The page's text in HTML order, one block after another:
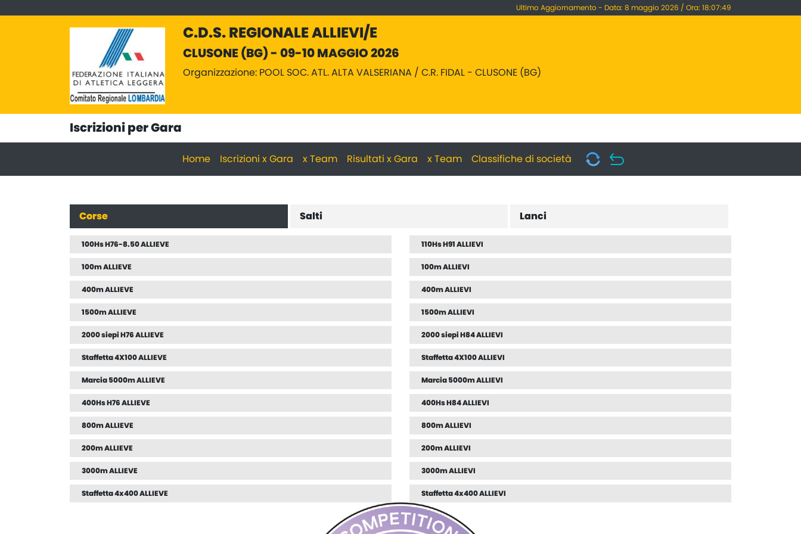
Ultimo Aggiornamento - Data: 8 maggio 2026 / Ora: 18:07:49
C.D.S. REGIONALE ALLIEVI/E
CLUSONE (BG) - 09-10 MAGGIO 2026
Organizzazione: POOL SOC. ATL. ALTA VALSERIANA / C.R. FIDAL - CLUSONE (BG)
Iscrizioni per Gara
Home Iscrizioni x Gara x Team Risultati x Gara x Team Classifiche di società
Corse Salti Lanci
100Hs H76-8.50 ALLIEVE 110Hs H91 ALLIEVI
100m ALLIEVE 100m ALLIEVI
400m ALLIEVE 400m ALLIEVI
1500m ALLIEVE 1500m ALLIEVI
2000 siepi H76 ALLIEVE 2000 siepi H84 ALLIEVI
Staffetta 4X100 ALLIEVE Staffetta 4X100 ALLIEVI
Marcia 5000m ALLIEVE Marcia 5000m ALLIEVI
400Hs H76 ALLIEVE 400Hs H84 ALLIEVI
800m ALLIEVE 800m ALLIEVI
200m ALLIEVE 200m ALLIEVI
3000m ALLIEVE 3000m ALLIEVI
Staffetta 4x400 ALLIEVE Staffetta 4x400 ALLIEVI